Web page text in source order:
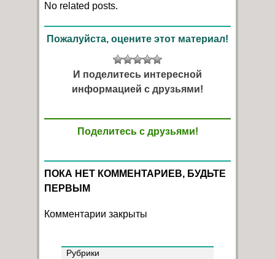
No related posts.
Пожалуйста, оцените этот материал!
И поделитесь интересной
информацией с друзьями!
Поделитесь с друзьями!
ПОКА НЕТ КОММЕНТАРИЕВ, БУДЬТЕ
ПЕРВЫМ
Комментарии закрыты
Рубрики